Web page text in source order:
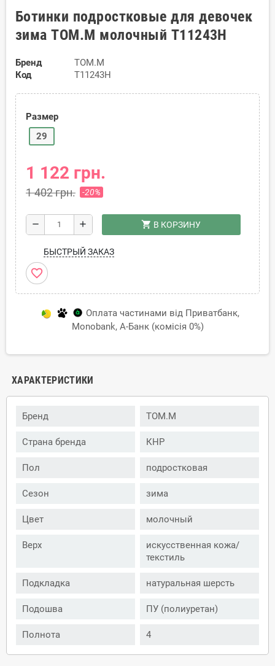
Ботинки подростковые для девочек
зима TOM.M молочный T11243H
Бренд
TOM.M
Код
T11243H
Размер
29
1 122 грн.
1 402 грн. -20%
remove add shopping_cart В КОРЗИНУ
БЫСТРЫЙ ЗАКАЗ
favorite_border
Оплата частинами від Приватбанк,
Monobank, А-Банк (комісія 0%)
ХАРАКТЕРИСТИКИ
Бренд TOM.M
Страна бренда КНР
Пол подростковая
Сезон зима
Цвет молочный
Верх
искусственная кожа/
текстиль
Подкладка натуральная шерсть
Подошва ПУ (полиуретан)
Полнота 4